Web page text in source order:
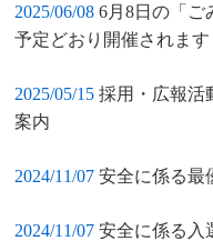
2025/06/08 6月8日の「ご
予定どおり開催されます
2025/05/15 採用・広報活
案内
2024/11/07 安全に係る最
2024/11/07 安全に係る入